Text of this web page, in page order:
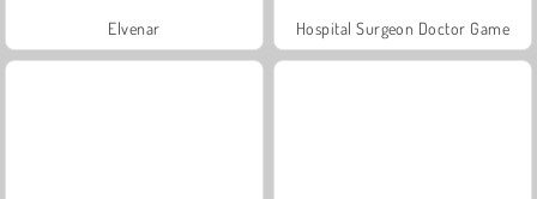
Elvenar Hospital Surgeon Doctor Game